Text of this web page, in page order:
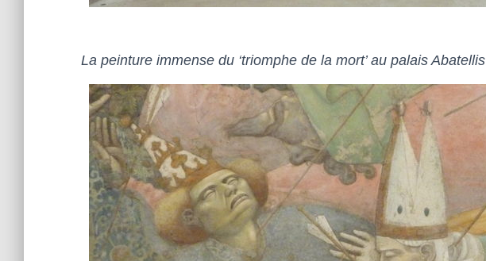
La peinture immense du ‘triomphe de la mort’ au palais Abatellis